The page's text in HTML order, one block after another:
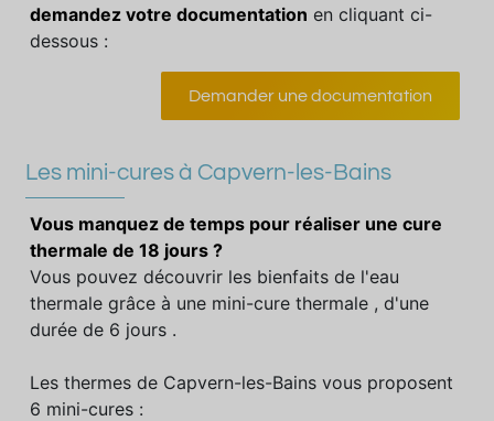
demandez votre documentation en cliquant ci-
dessous :
Demander une documentation
Les mini-cures à Capvern-les-Bains
Vous manquez de temps pour réaliser une cure
thermale de 18 jours ?
Vous pouvez découvrir les bienfaits de l'eau
thermale grâce à une mini-cure thermale , d'une
durée de 6 jours .
Les thermes de Capvern-les-Bains vous proposent
6 mini-cures :